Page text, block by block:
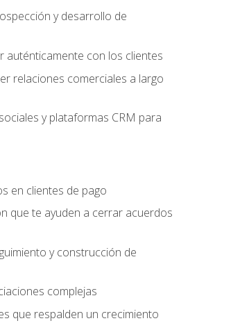
y desarrollo de
con los clientes
relaciones comerciales a largo
y plataformas CRM para
en clientes de pago
que te ayuden a cerrar acuerdos
y construcción de
complejas
que respalden un crecimiento